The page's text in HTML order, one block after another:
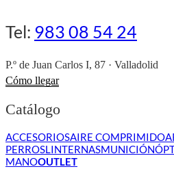
Tel: 983 08 54 24
P.º de Juan Carlos I, 87 · Valladolid
Cómo llegar
Catálogo
ACCESORIOSAIRE COMPRIMIDO
PERROSLINTERNASMUNICIÓN
MANOOUTLET